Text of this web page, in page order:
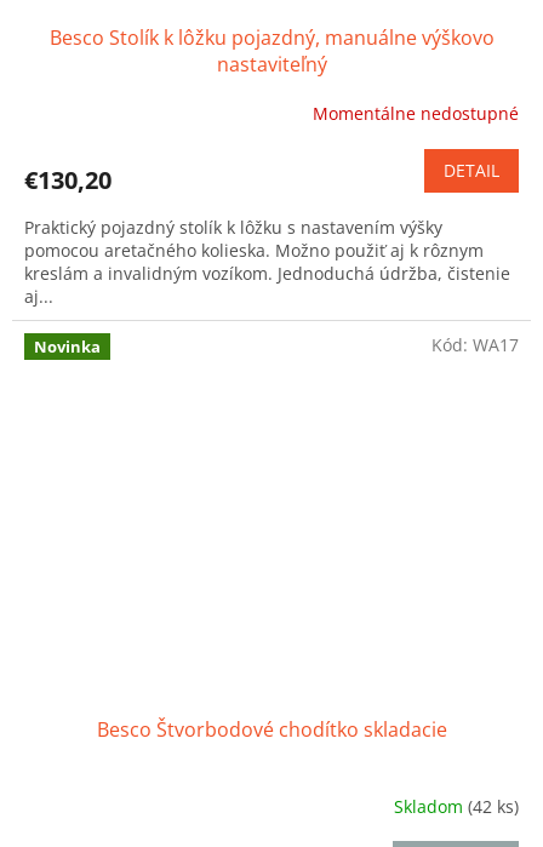
Besco Stolík k lôžku pojazdný, manuálne výškovo
nastaviteľný
je
z
5
hviezdičiek.
Momentálne nedostupné
€130,20 DETAIL
Praktický pojazdný stolík k lôžku s nastavením výšky
pomocou aretačného kolieska. Možno použiť aj k rôznym
kreslám a invalidným vozíkom. Jednoduchá údržba, čistenie
aj...
Novinka
Besco Štvorbodové chodítko skladacie
Skladom(42 ks)
Kód: WA17